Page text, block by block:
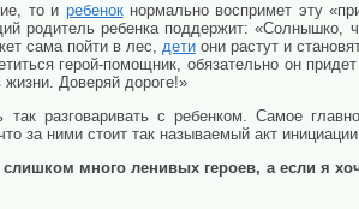
то и ребенокнормально воспримет эту
родитель ребенка поддержит:
сама пойти в лес, дети они растут и
герой-помощник, обязательно он
Доверяй дороге!»
так разговаривать с ребенком. Самое
за ними стоит так называемый акт
слишком много ленивых героев, а если я